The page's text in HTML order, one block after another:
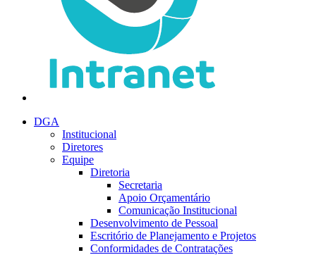
DGA
Institucional
Diretores
Equipe
Diretoria
Secretaria
Apoio Orçamentário
Comunicação Institucional
Desenvolvimento de Pessoal
Escritório de Planejamento e Projetos
Conformidades de Contratações